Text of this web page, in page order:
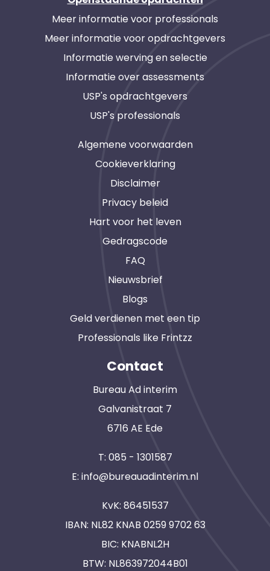
Meer informatie voor professionals
Meer informatie voor opdrachtgevers
Informatie werving en selectie
Informatie over assessments
USP's opdrachtgevers
USP's professionals
Algemene voorwaarden
Cookieverklaring
Disclaimer
Privacy beleid
Hart voor het leven
Gedragscode
FAQ
Nieuwsbrief
Blogs
Geld verdienen met een tip
Professionals like Frintzz
Contact
Bureau Ad interim
Galvanistraat 7
6716 AE Ede
T: 085 - 1301587
E: info@bureauadinterim.nl
KvK: 86451537
IBAN: NL82 KNAB 0259 9702 63
BIC: KNABNL2H
BTW: NL863972044B01